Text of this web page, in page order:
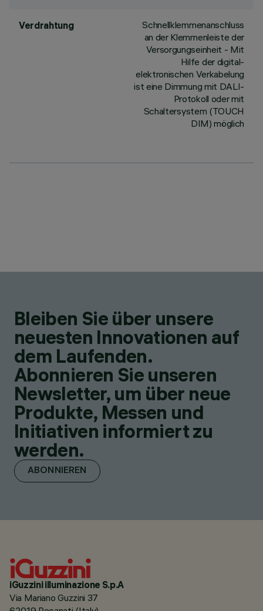
Verdrahtung
Schnellklemmenanschluss
an der Klemmenleiste der
Versorgungseinheit - Mit
Hilfe der digital-
elektronischen Verkabelung
ist eine Dimmung mit DALI-
Protokoll oder mit
Schaltersystem (TOUCH
DIM) möglich
Bleiben Sie über unsere
neuesten Innovationen auf
dem Laufenden.
Abonnieren Sie unseren
Newsletter, um über neue
Produkte, Messen und
Initiativen informiert zu
werden.
ABONNIEREN
iGuzzini illuminazione S.p.A
Via Mariano Guzzini 37